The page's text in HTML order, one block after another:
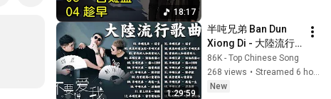
8
4:29
張宇 Phil Chang - 曲終人散
The Curtain Falls (官方完整
版MV)
Timeless Music
9
4:44
張宇 Phil Chang -《陪你到
天亮》official Lyric Video
Timeless Music
18:17
1:29:59
半吨兄弟 Ban Dun
Xiong Di - 大陸流行
歌曲🎈🎈【無廣告】
2026最新歌曲 2026
好听的流行歌🎗️ 【半
86K - Top Chinese Song
268 views •
Streamed 6 hours ago
New